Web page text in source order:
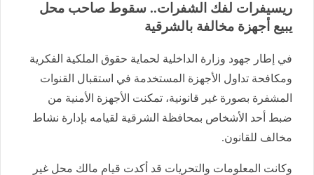
ريسيفرات لفك الشفرات.. سقوط صاحب محل
يبيع أجهزة مخالفة بالشرقية
في إطار جهود وزارة الداخلية لحماية حقوق الملكية الفكرية
ومكافحة تداول الأجهزة المستخدمة في استقبال القنوات
المشفرة بصورة غير قانونية، تمكنت الأجهزة الأمنية من
ضبط أحد الأشخاص بمحافظة الشرقية لقيامه بإدارة نشاط
مخالف للقانون.
وكانت المعلومات والتحريات قد أكدت قيام مالك محل غير